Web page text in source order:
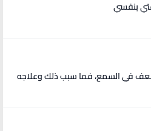
بنفسي
في السمع، فما سبب ذلك وعلاجه